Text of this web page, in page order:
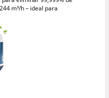
m³/h – ideal para